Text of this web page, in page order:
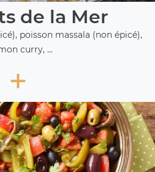
de la Mer
poisson massala (non épicé),
curry, ...
+